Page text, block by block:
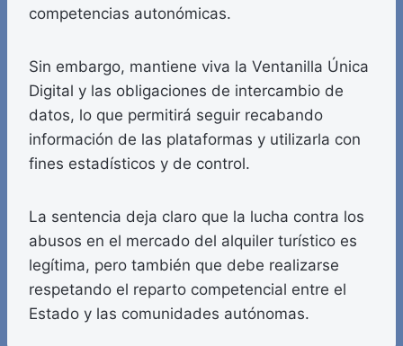
competencias autonómicas.
Sin embargo, mantiene viva la Ventanilla Única
Digital y las obligaciones de intercambio de
datos, lo que permitirá seguir recabando
información de las plataformas y utilizarla con
fines estadísticos y de control.
La sentencia deja claro que la lucha contra los
abusos en el mercado del alquiler turístico es
legítima, pero también que debe realizarse
respetando el reparto competencial entre el
Estado y las comunidades autónomas.